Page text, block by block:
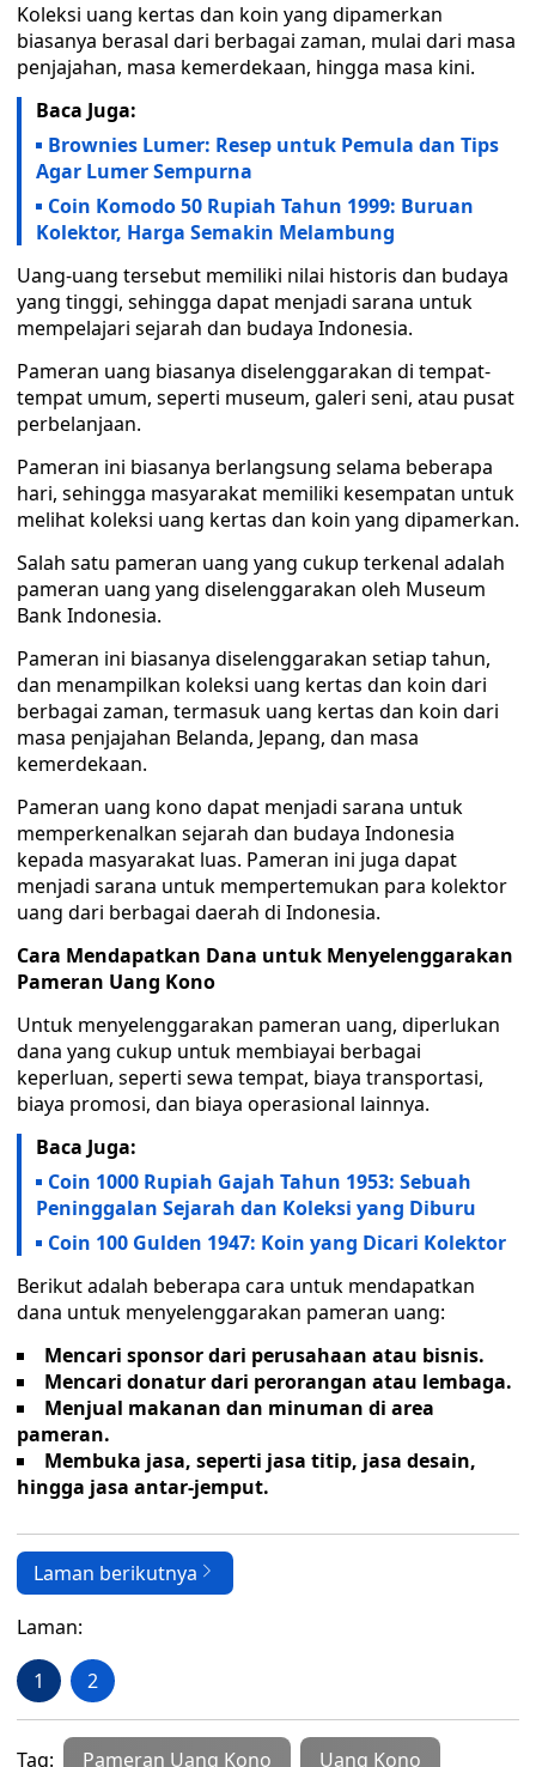
Koleksi uang kertas dan koin yang dipamerkan
biasanya berasal dari berbagai zaman, mulai dari masa
penjajahan, masa kemerdekaan, hingga masa kini.
Baca Juga:
Brownies Lumer: Resep untuk Pemula dan Tips
Agar Lumer Sempurna
Coin Komodo 50 Rupiah Tahun 1999: Buruan
Kolektor, Harga Semakin Melambung
Uang-uang tersebut memiliki nilai historis dan budaya
yang tinggi, sehingga dapat menjadi sarana untuk
mempelajari sejarah dan budaya Indonesia.
Pameran uang biasanya diselenggarakan di tempat-
tempat umum, seperti museum, galeri seni, atau pusat
perbelanjaan.
Pameran ini biasanya berlangsung selama beberapa
hari, sehingga masyarakat memiliki kesempatan untuk
melihat koleksi uang kertas dan koin yang dipamerkan.
Salah satu pameran uang yang cukup terkenal adalah
pameran uang yang diselenggarakan oleh Museum
Bank Indonesia.
Pameran ini biasanya diselenggarakan setiap tahun,
dan menampilkan koleksi uang kertas dan koin dari
berbagai zaman, termasuk uang kertas dan koin dari
masa penjajahan Belanda, Jepang, dan masa
kemerdekaan.
Pameran uang kono dapat menjadi sarana untuk
memperkenalkan sejarah dan budaya Indonesia
kepada masyarakat luas. Pameran ini juga dapat
menjadi sarana untuk mempertemukan para kolektor
uang dari berbagai daerah di Indonesia.
Cara Mendapatkan Dana untuk Menyelenggarakan
Pameran Uang Kono
Untuk menyelenggarakan pameran uang, diperlukan
dana yang cukup untuk membiayai berbagai
keperluan, seperti sewa tempat, biaya transportasi,
biaya promosi, dan biaya operasional lainnya.
Baca Juga:
Coin 1000 Rupiah Gajah Tahun 1953: Sebuah
Peninggalan Sejarah dan Koleksi yang Diburu
Coin 100 Gulden 1947: Koin yang Dicari Kolektor
Berikut adalah beberapa cara untuk mendapatkan
dana untuk menyelenggarakan pameran uang:
Mencari sponsor dari perusahaan atau bisnis.
Mencari donatur dari perorangan atau lembaga.
Menjual makanan dan minuman di area
pameran.
Membuka jasa, seperti jasa titip, jasa desain,
hingga jasa antar-jemput.
Laman berikutnya
Laman:
1 2
Tag: Pameran Uang Kono Uang Kono